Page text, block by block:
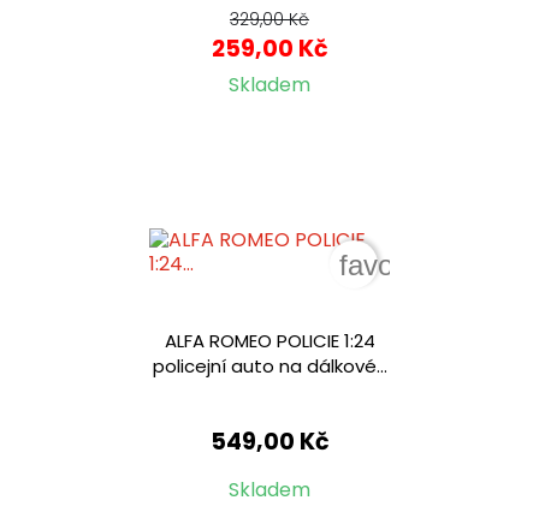
329,00 Kč
259,00 Kč
Skladem
ALFA ROMEO POLICIE 1:24
policejní auto na dálkové...
549,00 Kč
Skladem
favorite_border